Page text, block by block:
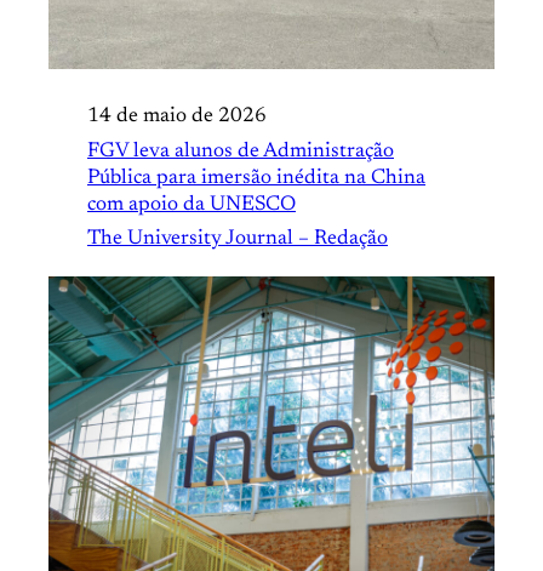
14 de maio de 2026
FGV leva alunos de Administração
Pública para imersão inédita na China
com apoio da UNESCO
The University Journal – Redação